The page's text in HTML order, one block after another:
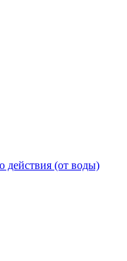
действия (от воды)